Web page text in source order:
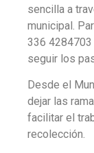
sencilla a
municipal.
336 4284703
seguir los
Desde el
dejar las
facilitar el
recolección.